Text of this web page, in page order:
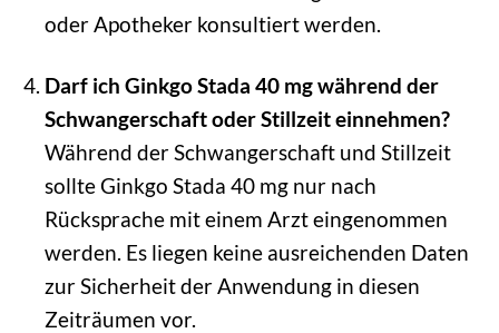
oder Apotheker konsultiert werden.
Darf ich Ginkgo Stada 40 mg während der
Schwangerschaft oder Stillzeit einnehmen?
Während der Schwangerschaft und Stillzeit
sollte Ginkgo Stada 40 mg nur nach
Rücksprache mit einem Arzt eingenommen
werden. Es liegen keine ausreichenden Daten
zur Sicherheit der Anwendung in diesen
Zeiträumen vor.